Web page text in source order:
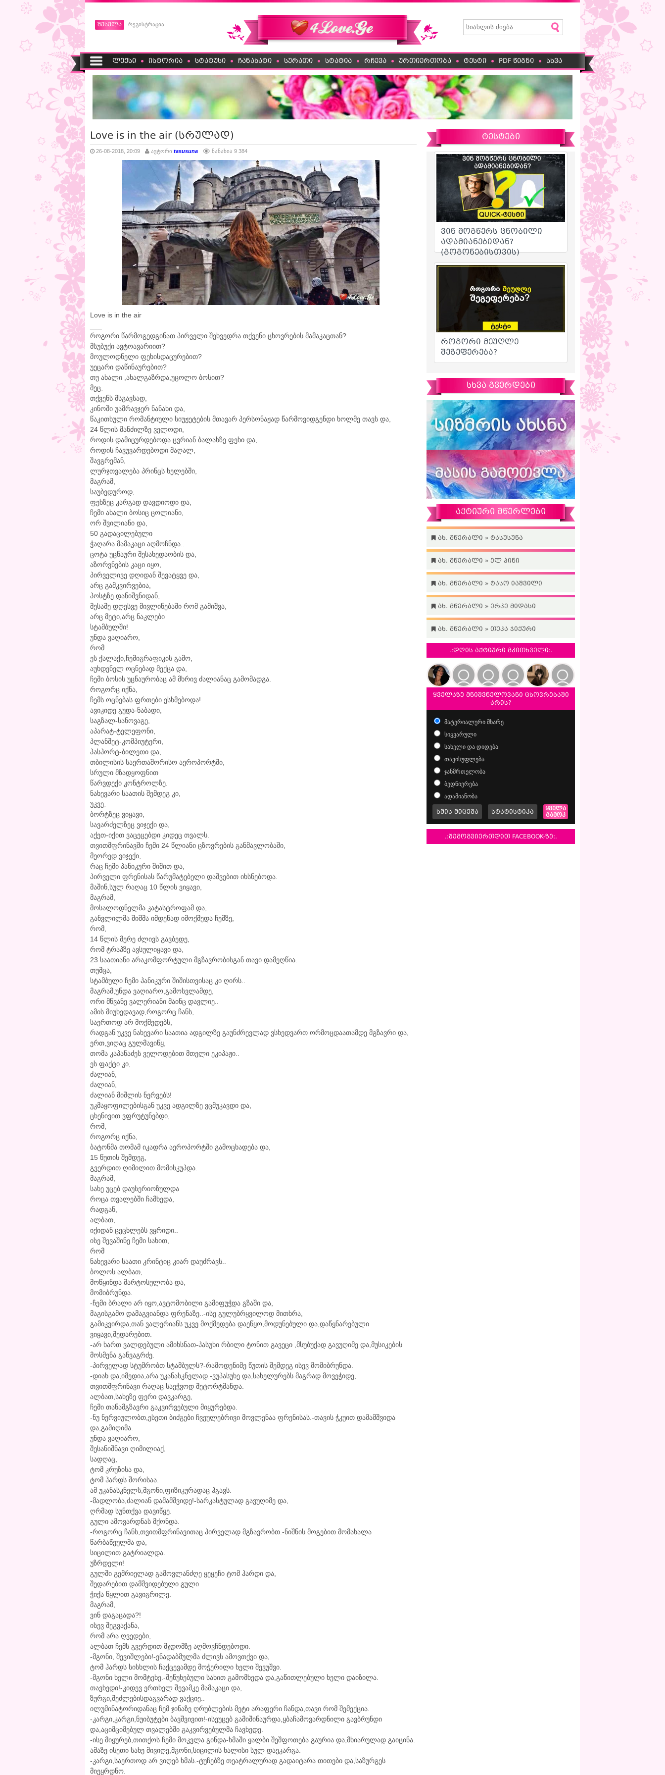
შესვლა რეგისტრაცია
ლექსი ისტორია სტატუსი ჩანახატი სურათი სტატია რჩევა ურთიერთობა ტესტი PDF წიგნი სხვა
Love is in the air (სრულად)
26-08-2018, 20:09 ავტორი tasusuna ნანახია 9 384
Love is in the air
როგორი წარმოგედგინათ პირველი შეხვედრა თქვენი ცხოვრების მამაკაცთან?
მსუბუქი ავტოავარიით?
მოულოდნელი ფეხისდაცურებით?
უეცარი დაწინაურებით?
თუ ახალი ,ახალგაზრდა,უცოლო ბოსით?
მეც,
თქვენს მსგავსად,
კინოში უამრავჯერ ნანახი და,
წაკითხული რომანტიული სიუჟეტების მთავარ პერსონაჟად წარმოვიდგენდი ხოლმე თავს და,
24 წლის მანძილზე ველოდი,
როდის დამიცურდებოდა ცვრიან ბალახზე ფეხი და,
როდის ჩავუვარდებოდი მაღალ,
შავგრემან,
ლურჯთვალება პრინცს ხელებში,
მაგრამ,
საუბედუროდ,
ფეხზეც კარგად დავდიოდი და,
ჩემი ახალი ბოსიც ცოლიანი,
ორ შვილიანი და,
50 გადაცილებული
ჭაღარა მამაკაცი აღმოჩნდა..
ცოტა უცნაური შესახედაობის და,
აზორვნების კაცი იყო,
პირველივე დღიდან შევატყვე და,
არც გამკვირვებია,
პოსტზე დანიშვნიდან,
მესამე დღესვე მივლინებაში რომ გამიშვა,
არც მეტი,არც ნაკლები
სტამბულში!
უნდა ვაღიარო,
რომ
ეს ქალაქი,ჩემიგრაფიკის გამო,
აუხდენელ ოცნებად მექცა და,
ჩემი ბოსის უცნაურობაც ამ მხრივ ძალიანაც გამომადგა.
როგორც იქნა,
ჩემს ოცნებას ფრთები ესხმებოდა!
ავიკიდე გუდა-ნაბადი,
საგზალ-სანოვაგე,
აპარატ-ტელეფონი,
პლანშეტ-კომპიუტერი,
პასპორტ-ბილეთი და,
თბილისის საერთაშორისო აეროპორტში,
სრული მზადყოფნით
წარვდექი კონტროლზე.
ნახევარი საათის შემდეგ კი,
უკვე,
ბორტზეც ვიყავი,
სავარძელზეც ვიჯექი და,
აქეთ-იქით ვაცეცებდი კიდეც თვალს.
თვითმფრინავში ჩემი 24 წლიანი ცზოვრების განმავლობაში,
მეორედ ვიჯექი,
რაც ჩემი პანიკური შიშით და,
პირველი ფრენისას წარუმატებელი დაშვებით იხსნებოდა.
მაშინ,სულ რაღაც 10 წლის ვიყავი,
მაგრამ,
მოსალოდნელმა კატასტროფამ და,
განვლილმა შიშმა იმდენად იმოქმედა ჩემზე,
რომ,
14 წლის მერე ძლივს გავბედე,
რომ ტრაპზე ავსულიყავი და,
23 საათიანი არაკომფორტული მგზავრობისგან თავი დამეღწია.
თუმცა,
სტამბული ჩემი პანიკური შიშისთვისაც კი ღირს..
მაგრამ,უნდა ვაღიარო,გამოსვლამდე,
ორი მწვანე ვალერიანი მაინც დავლიე..
ამის მიუხედავად,როგორც ჩანს,
საერთოდ არ მოქმედებს,
რადგან უკვე ნახევარი საათია ადგილზე გაუნძრევლად ვსხედვართ ორმოცდაათამდე მგზავრი და,
ერთ,ვიღაც გულმავიწყ,
თომა კაპანაძეს ველოდებით მთელი ეკიპაჟი..
ეს ფაქტი კი,
ძალიან,
ძალიან,
ძალიან მიშლის ნერვებს!
უკმაყოფილებისგან უკვე ადგილზე ვცმუკავდი და,
ცხენივით ვფრუტუნებდი,
რომ,
როგორც იქნა,
ბატონმა თომამ იკადრა აეროპორტში გამოცხადება და,
15 წუთის შემდეგ,
გვერდით ღიმილით მომისკუპდა.
მაგრამ,
სახე უცებ დაუსერიოზულდა
როცა თვალებში ჩამხედა,
რადგან,
ალბათ,
იქიდან ცეცხლებს ვყრიდი..
ისე შევაშინე ჩემი სახით,
რომ
ნახევარი საათი კრინტიც კიარ დაუძრავს..
ბოლოს ალბათ,
მოწყინდა მარტოსულობა და,
მომიბრუნდა.
-ჩემი ბრალი არ იყო,ავტომობილი გამიფუჭდა გზაში და,
მაგისგამო დამაგვიანდა ფრენაზე..-ისე გულუბრყვილოდ მითხრა,
გამიკვირდა,თან ვალერიანს უკვე მოქმედება დაეწყო,მოდუნებული და,დაწყნარებული
ვიყავი,შედარებით.
-არ ხართ ვალდებული ამიხსნათ-პასუხი რბილი ტონით გავეცი ,მსუბუქად გავუღიმე და,მუსიკების
მოსმენა განვაგრძე.
-პირველად სტუმრობთ სტამბულს?-რამოდენიმე წუთის შემდეგ ისევ მომიბრუნდა.
-დიახ და,იმედია,არა უკანასკნელად.-ვუპასუხე და,სახელურებს მაგრად მოვეჭიდე,
თვითმფრინავი რაღაც საეჭვოდ შეტორტმანდა.
ალბათ,სახეზე ფერი დავკარგე,
ჩემი თანამგზავრი გაკვირვებული მიყურებდა.
-ნუ ნერვიულობთ,ესეთი ბიძგები ჩვეულებრივი მოვლენაა ფრენისას.-თავის ჭკუით დამამშვიდა
და,გამიღიმა.
უნდა ვაღიარო,
შესანიშნავი ღიმილიაქ,
სადღაც,
ტომ კრუზისა და,
ტომ ჰარდს შორისაა.
ამ უკანასკნელს,მგონი,ფიზიკურადაც ჰგავს.
-მადლობა,ძალიან დამამშვიდე!-სარკასტულად გავუღიმე და,
ღრმად სუნთქვა დავიწყე.
გული ამოვარდნას მქონდა.
-როგორც ჩანს,თვითმფრინავითაც პირველად მგზავრობთ.-ნიშნის მოგებით მომახალა
წარბაწეულმა და,
სიცილით გატრიალდა.
უზრდელი!
გულში გემრიელად გამოვლანძღე ყეყეჩი ტომ ჰარდი და,
შედარებით დამშვიდებული გული
ჭიქა წყლით გავიგრილე.
მაგრამ,
ვინ დაგაცადა?!
ისევ შეგვაქანა,
რომ არა ღვედები,
ალბათ ჩემს გვერდით მჯდომზე აღმოვჩნდებოდი.
-მგონი, შევიშლები!-ენადაბმულმა ძლივს ამოვთქვი და,
ტომ ჰარდს სისხლის ჩაქცევამდე მოჭერილი ხელი შევუშვი.
-მგონი ხელი მომტეხე.-შეწუხებული სახით გამომხედა და,გაწითლებული ხელი დაიზილა.
თავხედი!-კიდევ ერთხელ შევამკე მამაკაცი და,
ზურგი,შეძლებისდაგვარად ვაქციე..
ილუმინატორიდანაც ჩემ ჯინაზე ღრუბლების მეტი არაფერი ჩანდა,თავი რომ შემექცია.
-კარგი,კარგი,ნუიბუტები ბავშვივით!-ისეუცებ გამიშინაურდა,ყბაჩამოვარდნილი გავბრუნდი
და,აციმციმებულ თვალებში გაკვირვებულმა ჩავხედე.
-ისე მიყურებ,თითქოს ჩემი მოკვლა გინდა-ხმაში ყალბი შეშფოთება გაურია და,მხიარულად გაიცინა.
ამაზე ისეთი სახე მივიღე,მგონი,სიცილის ხალისი სულ დაეკარგა.
-კარგი,საერთოდ არ ვიღებ ხმას.-ტუჩებზე თეატრალურად გადაიტარა თითები და,საზურგეს
მიეყრდნო.
ტესტები
სხვა გვერდები
აქტიური მწერლები
ახ. მწერალი » ტასუსუნა
ახ. მწერალი » ელ პინი
ახ. მწერალი » ტასო იაშვილი
ახ. მწერალი » ერკე მიდასი
ახ. მწერალი » თუკა ჯიქური
.:დღის აქტიური მკითხველი:.
ყველაზე მნიშვნელოვანი ცხოვრებაში
არის?
მატერიალური მხარე
სიყვარული
სახელი და დიდება
თავისუფლება
ჯანმრთელობა
ბედნიერება
ადამიანობა
ხმის მიცემა სტატისტიკა
ყველა
გამოკ
.:შემოგვიერთდით FACEBOOK-ზე:.